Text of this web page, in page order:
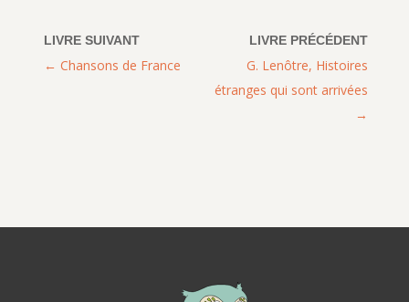
G. Lenôtre, Histoires
étranges qui sont arrivées
Chansons de France